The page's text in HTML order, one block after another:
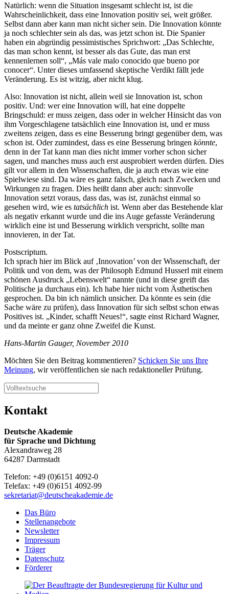
Natürlich: wenn die Situation insgesamt schlecht ist, ist die
Wahrscheinlichkeit, dass eine Innovation positiv sei, weit größer.
Selbst dann aber kann man nicht sicher sein. Die Innovation könnte
ja noch schlechter sein als das, was jetzt schon ist. Die Spanier
haben ein abgründig pessimistisches Sprichwort: „Das Schlechte,
das man schon kennt, ist besser als das Gute, das man erst
kennenlernen soll“, „Más vale malo conocido que bueno por
conocer“. Unter dieses umfassend skeptische Verdikt fällt jede
Veränderung. Es ist witzig, aber nicht klug.
Also: Innovation ist nicht, allein weil sie Innovation ist, schon
positiv. Und: wer eine Innovation will, hat eine doppelte
Bringschuld: er muss zeigen, dass oder in welcher Hinsicht das von
ihm Vorgeschlagene tatsächlich eine Innovation ist, und er muss
zweitens zeigen, dass es eine Besserung bringt gegenüber dem, was
schon ist. Oder zumindest, dass es eine Besserung bringen könnte,
denn in der Tat kann man dies nicht immer vorher schon sicher
sagen, und manches muss auch erst ausprobiert werden dürfen. Dies
gilt vor allem in den Wissenschaften, die ja auch etwas wie eine
Spielwiese sind. Da wäre es ganz falsch, gleich nach Zwecken und
Wirkungen zu fragen. Dies heißt dann aber auch: sinnvolle
Innovation setzt voraus, dass das, was ist, zunächst einmal so
gesehen wird, wie es tatsächlich ist. Wenn aber das Bestehende klar
als negativ erkannt wurde und die ins Auge gefasste Veränderung
wirklich eine ist und Besserung wirklich verspricht, sollte man
innovieren, in der Tat.
Postscriptum.
Ich sprach hier im Blick auf ‚Innovation’ von der Wissenschaft, der
Politik und von dem, was der Philosoph Edmund Husserl mit einem
schönen Ausdruck „Lebenswelt“ nannte (und in diese greift das
Politische ja durchaus ein). Ich habe hier nicht vom Ästhetischen
gesprochen. Da bin ich nämlich unsicher. Da könnte es sein (die
Sache wäre zu prüfen), dass Innovation für sich selbst schon etwas
Positives ist. „Kinder, schafft Neues!“, sagte einst Richard Wagner,
und da meinte er ganz ohne Zweifel die Kunst.
Hans-Martin Gauger, November 2010
Möchten Sie den Beitrag kommentieren? Schicken Sie uns Ihre
Meinung, wir veröffentlichen sie nach redaktioneller Prüfung.
Kontakt
Deutsche Akademie
für Sprache und Dichtung
Alexandraweg 28
64287 Darmstadt
Telefon: +49 (0)6151 4092-0
Telefax: +49 (0)6151 4092-99
sekretariat@deutscheakademie.de
Das Büro
Stellenangebote
Newsletter
Impressum
Träger
Datenschutz
Förderer